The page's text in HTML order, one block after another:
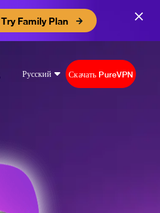
Try Family Plan
Русский Скачать PureVPN